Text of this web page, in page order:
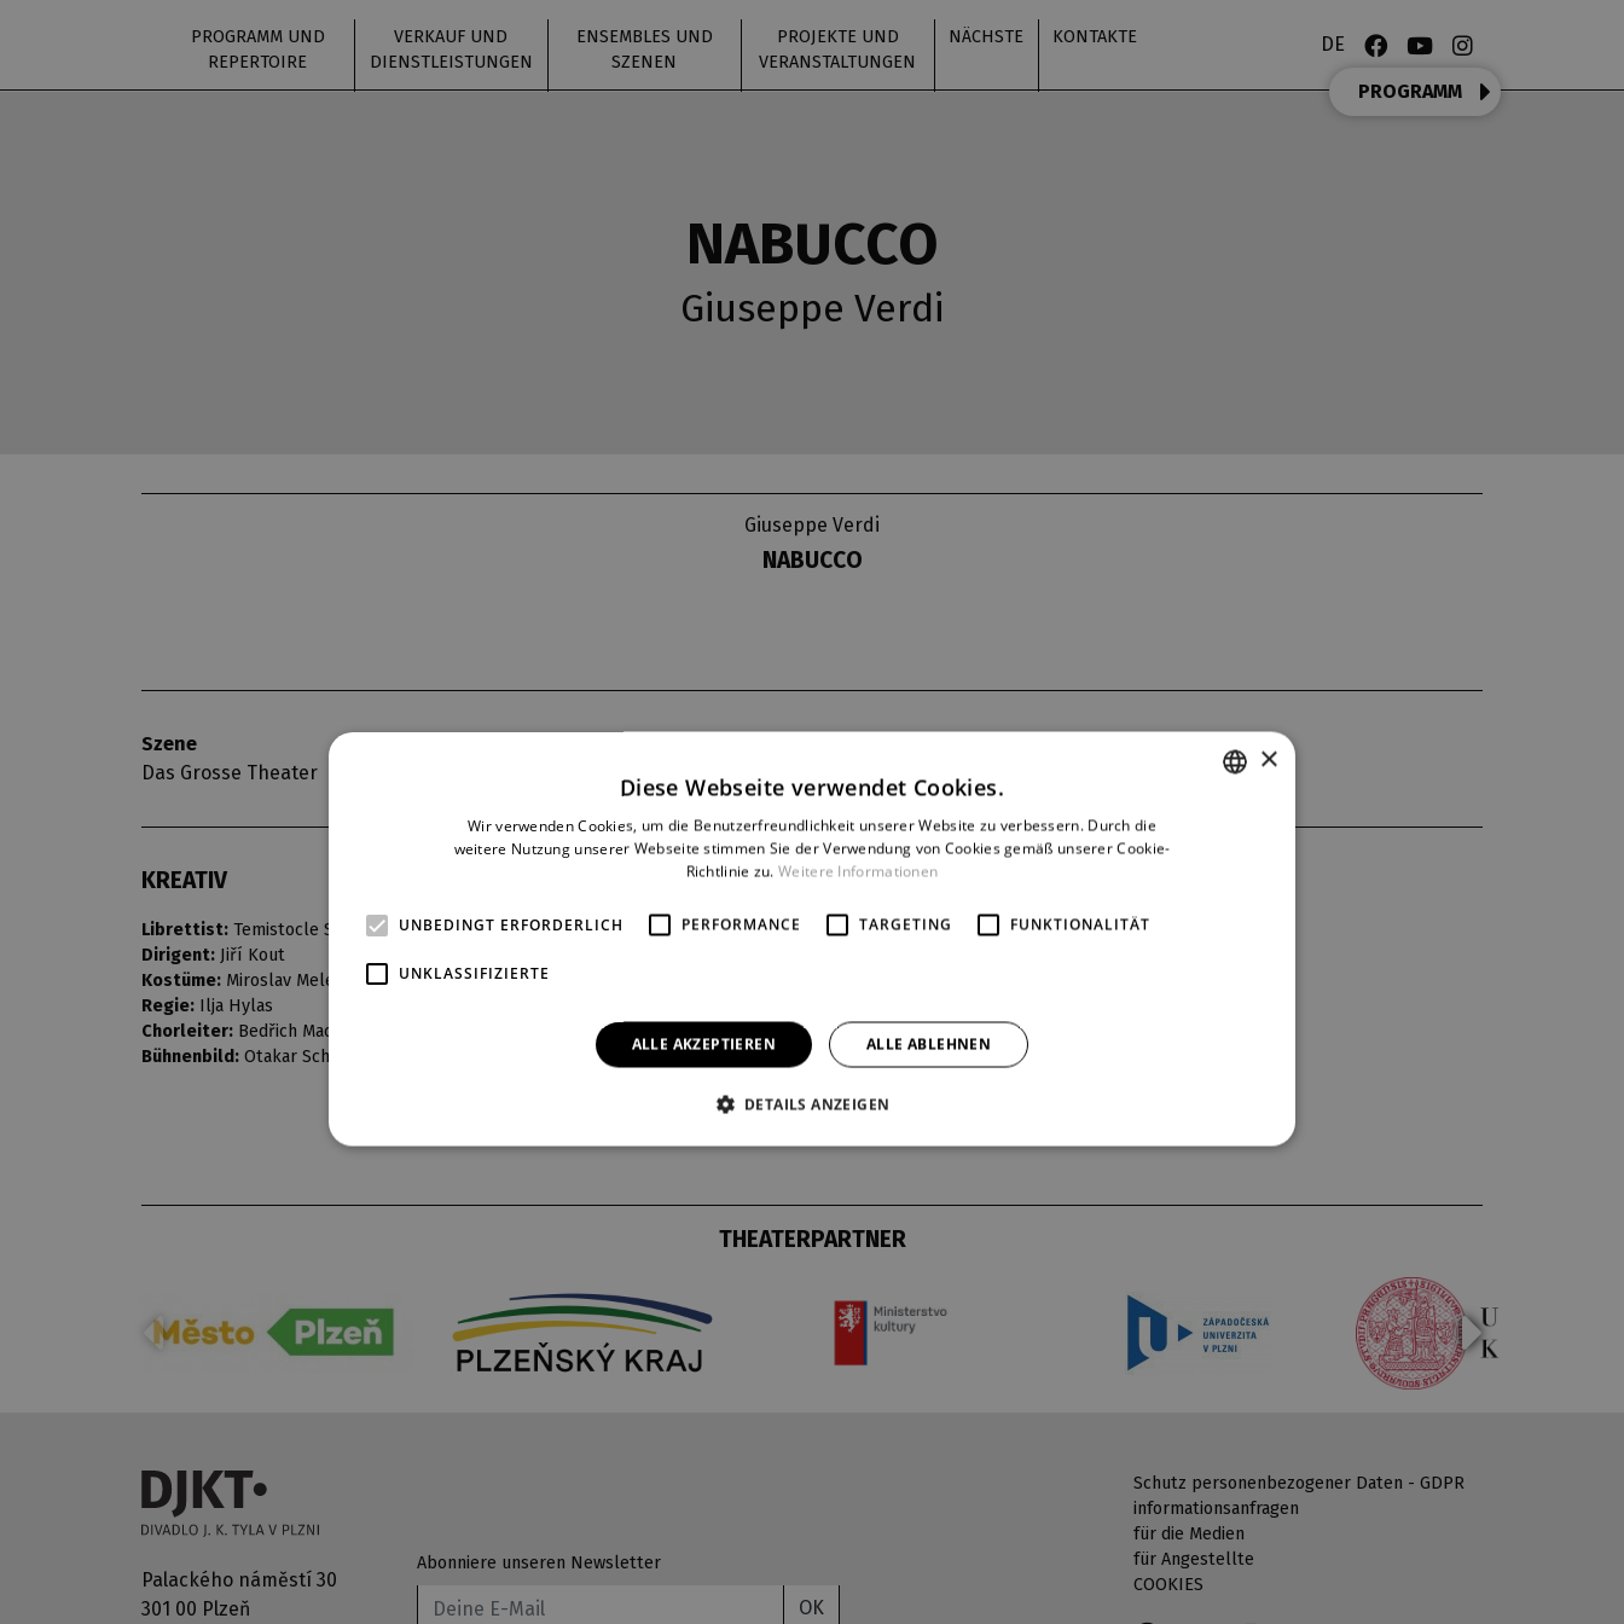
PROGRAMM UND
REPERTOIRE
VERKAUF UND
DIENSTLEISTUNGEN
ENSEMBLES UND
SZENEN
PROJEKTE UND
VERANSTALTUNGEN
NÄCHSTE KONTAKTE DE
PROGRAMM
NABUCCO
Giuseppe Verdi
Giuseppe Verdi
NABUCCO
Szene
Das Grosse Theater
30. 4. 1968
17
KREATIV
Librettist: Temistocle Solera
Dirigent: Jiří Kout
Kostüme: Miroslav Melena
Regie: Ilja Hylas
Chorleiter: Bedřich Macenauer
Bühnenbild: Otakar Schindler
THEATERPARTNER
Palackého náměstí 30
301 00 Plzeň
Abonniere unseren Newsletter
OK
Schutz personenbezogener Daten - GDPR
informationsanfragen
für die Medien
für Angestellte
COOKIES
×
Diese Webseite verwendet Cookies.
Wir verwenden Cookies, um die Benutzerfreundlichkeit unserer Website zu verbessern. Durch die
weitere Nutzung unserer Webseite stimmen Sie der Verwendung von Cookies gemäß unserer Cookie-
Richtlinie zu. Weitere Informationen
UNBEDINGT ERFORDERLICH PERFORMANCE TARGETING FUNKTIONALITÄT
UNKLASSIFIZIERTE
ALLE AKZEPTIEREN ALLE ABLEHNEN
DETAILS ANZEIGEN